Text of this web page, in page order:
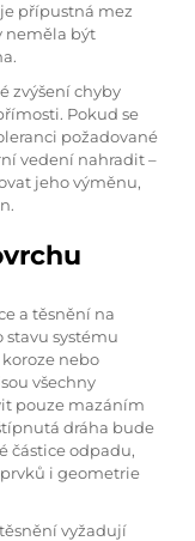
přípustná mez
neměla být
zvýšení chyby
Pokud se
požadované
vedení nahradit –
jeho výměnu,
a těsnění na
systému
nebo
všechny
pouze mazáním
dráha bude
částice odpadu,
i geometrie
vyžadují